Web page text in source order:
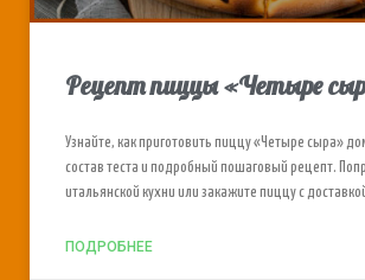
Рецепт пиццы «Четыре
Узнайте, как приготовить пиццу «Четыре сыра»
состав теста и подробный пошаговый рецепт.
итальянской кухни или закажите пиццу с
ПОДРОБНЕЕ